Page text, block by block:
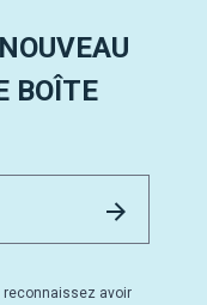
BOÎTE
reconnaissez avoir